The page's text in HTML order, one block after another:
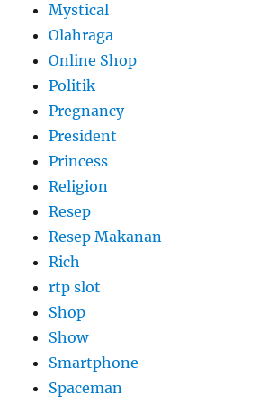
Mystical
Olahraga
Online Shop
Politik
Pregnancy
President
Princess
Religion
Resep
Resep Makanan
Rich
rtp slot
Shop
Show
Smartphone
Spaceman